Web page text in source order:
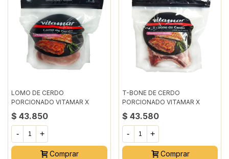
LOMO DE CERDO
PORCIONADO VITAMAR X
900GR
$ 43.850
- +
Comprar
T-BONE DE CERDO
PORCIONADO VITAMAR X
900GR
$ 43.580
- +
Comprar